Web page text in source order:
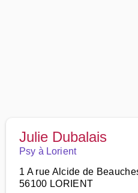
Julie Dubalais
Psy à Lorient
1 A rue Alcide de
56100 LORIENT